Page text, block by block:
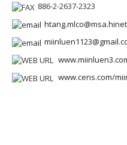
886-2-2637-2323
www.cens.com/